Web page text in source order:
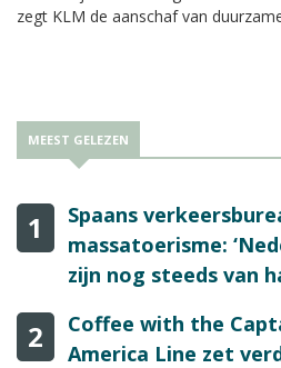
zegt KLM de aanschaf van
MEEST GELEZEN
1
Spaans
massatoerisme:
zijn nog steeds van
2
Coffee with the
America Line zet